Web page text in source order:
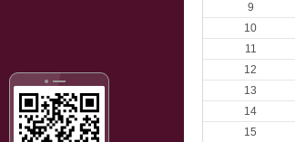
9
10
11
12
13
14
15